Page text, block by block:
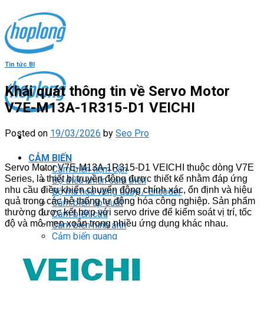
content
CẢM BIẾN
Cảm biến tiệm cận
Bộ điều khiển cảm biến
Bộ mã hóa vòng quay / Encoder
Cảm biến áp suất
Cảm biến cửa
Cảm biến hình ảnh
Cảm biến quang
Cảm biến vùng
ĐỒNG HỒ ĐO
Đồng hồ Counter
Tin tức Bl
Khái quát thông tin về Servo Motor
V7E-M13A-1R315-D1 VEICHI
Posted on 19/03/2026 by Seo Pro
Servo Motor V7E-M13A-1R315-D1 VEICHI thuộc dòng V7E
Series, là thiết bị truyền động được thiết kế nhằm đáp ứng
nhu cầu điều khiển chuyển động chính xác, ổn định và hiệu
quả trong các hệ thống tự động hóa công nghiệp. Sản phẩm
thường được kết hợp với servo drive để kiểm soát vị trí, tốc
độ và mô-men xoắn trong nhiều ứng dụng khác nhau.